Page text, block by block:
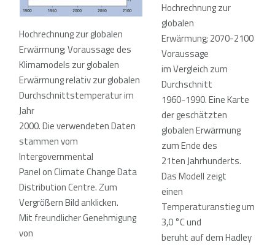
Hochrechnung zur globalen
Erwärmung; Voraussage des
Klimamodels zur globalen
Erwärmung relativ zur globalen
Durchschnittstemperatur im
Jahr
2000.Die verwendeten Daten
stammen vom
Intergovernmental
Panel on Climate Change Data
Distribution Centre. Zum
Vergrößern Bild anklicken.
Mit freundlicher Genehmigung
von
Hochrechnung zur
globalen
Erwärmung; 2070-2100
Voraussage
im Vergleich zum
Durchschnitt
1960-1990.Eine Karte
der geschätzten
globalen Erwärmung
zum Ende des
21ten Jahrhunderts.
Das Modell zeigt
einen
Temperaturanstieg um
3,0 °C und
beruht auf dem Hadley